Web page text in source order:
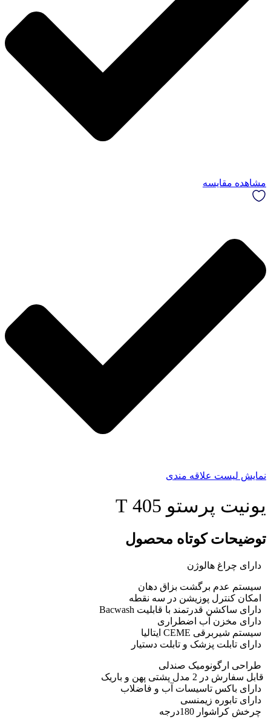
مشاهده مقایسه
نمایش لیست علاقه مندی
یونیت پرستو 405 T
توضیحات کوتاه محصول
دارای چراغ هالوژن
سیستم عدم برگشت بزاق دهان
امکان کنترل پوزیشن در سه نقطه
دارای ساکشن قدرتمند با قابلیت Bacwash
دارای مخزن آب اضطراری
سیستم شیربرقی CEME ایتالیا
دارای تابلت پزشک و تابلت دستیار
طراحی ارگونومیک صندلی
قابل سفارش در 2 مدل پشتی پهن و باریک
دارای باکس تاسیسات آب و فاضلاب
دارای تابوره زیمنسی
چرخش کراشوار 180درجه